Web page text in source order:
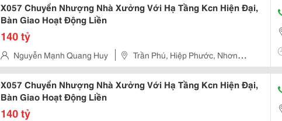
X057 Chuyển Nhượng Nhà Xưởng Với Hạ Tầng Kcn Hiện Đại,
Bàn Giao Hoạt Động Liền
140 tỷ
Nguyễn Mạnh Quang Huy
Trần Phú, Hiệp Phước, Nhơn
Trạch
X057 Chuyển Nhượng Nhà Xưởng Với Hạ Tầng Kcn Hiện Đại,
Bàn Giao Hoạt Động Liền
140 tỷ